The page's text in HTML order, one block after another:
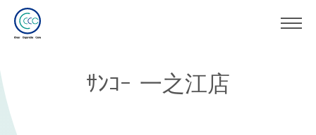
ｻﾝｺｰ 一之江店